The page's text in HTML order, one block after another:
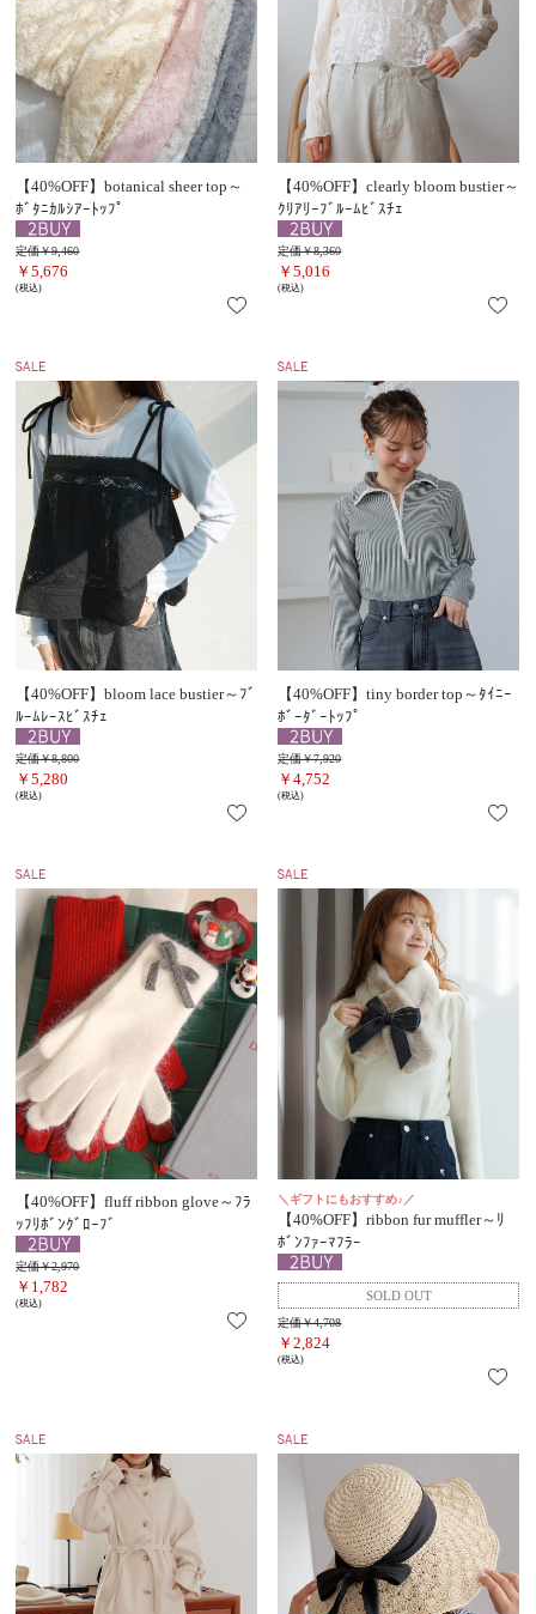
【40%OFF】botanical sheer top～
ﾎﾞﾀﾆｶﾙｼｱｰﾄｯﾌﾟ
定価￥9,460
￥5,676
(税込)
【40%OFF】clearly bloom bustier～
ｸﾘｱﾘｰﾌﾞﾙｰﾑﾋﾞｽﾁｪ
定価￥8,360
￥5,016
(税込)
【40%OFF】bloom lace bustier～ﾌﾞ
ﾙｰﾑﾚｰｽﾋﾞｽﾁｪ
定価￥8,800
￥5,280
(税込)
【40%OFF】tiny border top～ﾀｲﾆｰ
ﾎﾞｰﾀﾞｰﾄｯﾌﾟ
定価￥7,920
￥4,752
(税込)
【40%OFF】fluff ribbon glove～ﾌﾗ
ｯﾌﾘﾎﾞﾝｸﾞﾛｰﾌﾞ
定価￥2,970
￥1,782
(税込)
＼ギフトにもおすすめ♪／
【40%OFF】ribbon fur muffler～ﾘ
ﾎﾞﾝﾌｧｰﾏﾌﾗｰ
定価￥4,708
￥2,824
(税込)